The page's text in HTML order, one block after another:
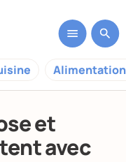
et
avec